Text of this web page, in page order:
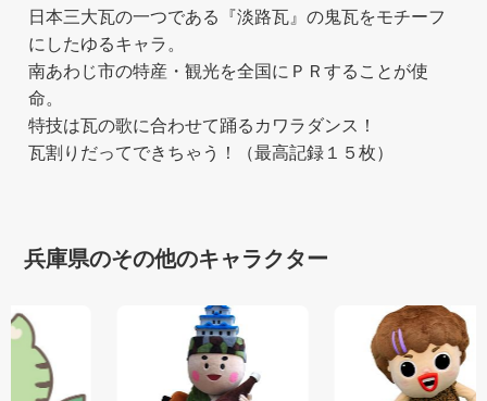
日本三大瓦の一つである『淡路瓦』の鬼瓦をモチーフ
にしたゆるキャラ。
南あわじ市の特産・観光を全国にＰＲすることが使
命。
特技は瓦の歌に合わせて踊るカワラダンス！
瓦割りだってできちゃう！（最高記録１５枚）
兵庫県のその他のキャラクター